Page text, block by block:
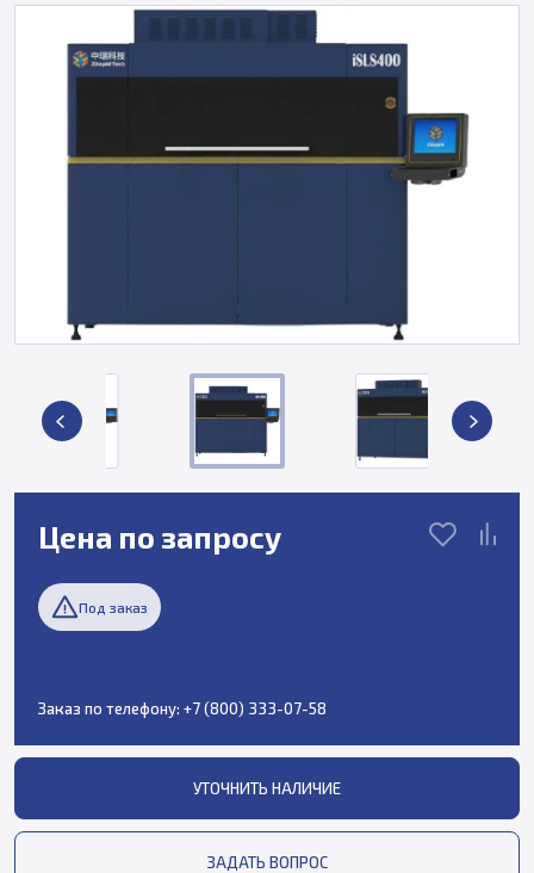
Цена по запросу
Под заказ
Заказ по телефону: +7 (800) 333-07-58
УТОЧНИТЬ НАЛИЧИЕ
ЗАДАТЬ ВОПРОС